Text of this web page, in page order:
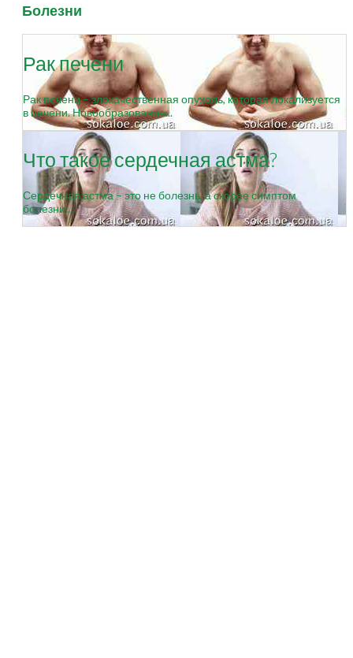
Болезни
Рак печени
Рак печени – злокачественная опухоль, которая локализуется
в печени. Новообразование...
Что такое сердечная астма?
Сердечная астма – это не болезнь, а скорее симптом
болезни....